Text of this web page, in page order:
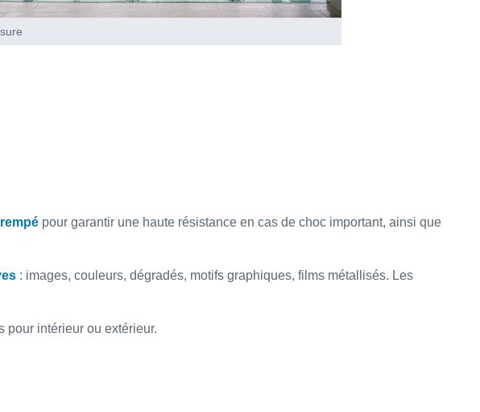
pour garantir une haute résistance en cas de choc important, ainsi que
: images, couleurs, dégradés, motifs graphiques, films métallisés. Les
pour intérieur ou extérieur.